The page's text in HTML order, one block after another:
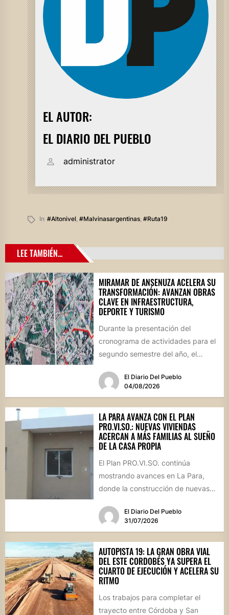
EL AUTOR:
EL DIARIO DEL PUEBLO
administrator
In #altonivel, #malvinasargentinas, #ruta19
LEE TAMBIÉN...
MIRAMAR DE ANSENUZA ACELERA SU
TRANSFORMACIÓN: AVANZAN OBRAS
CLAVE EN INFRAESTRUCTURA,
DEPORTE Y TURISMO
Durante la presentación del
cronograma de actividades para el
segundo semestre del año, el
el estado...El Diario Del Pueblo
04/08/2026
LA PARA AVANZA CON EL PLAN
PRO.VI.SO.: NUEVAS VIVIENDAS
ACERCAN A MÁS FAMILIAS AL SUEÑO
DE LA CASA PROPIA
El Plan PRO.VI.SO. continúa
mostrando avances en La Para,
donde la construcción de nuevas
a...
El Diario Del Pueblo
31/07/2026
AUTOPISTA 19: LA GRAN OBRA VIAL
DEL ESTE CORDOBÉS YA SUPERA EL
CUARTO DE EJECUCIÓN Y ACELERA SU
RITMO
Los trabajos para completar el
trayecto entre Córdoba y San